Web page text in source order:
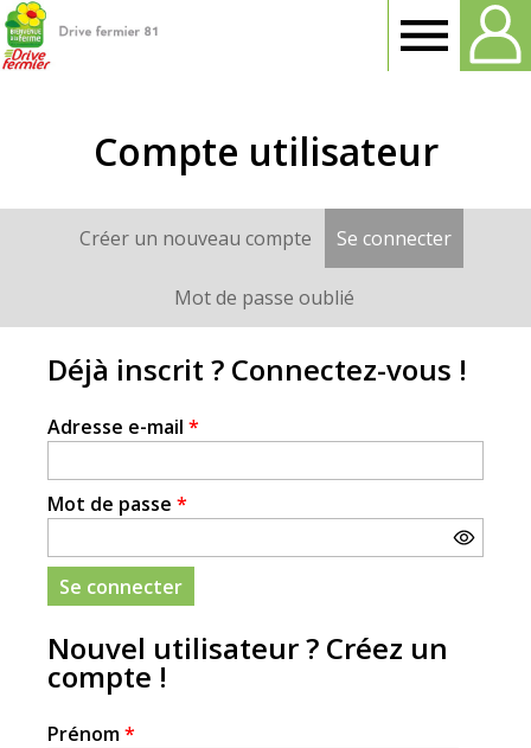
Tarn
Compte utilisateur
OngletsCréer un nouveau compte Se connecter(onglet
Mot de passe oublié
Déjà inscrit ? Connectez-vous !
Adresse e-mail *
Mot de passe *
Nouvel utilisateur ? Créez un
compte !
Prénom*